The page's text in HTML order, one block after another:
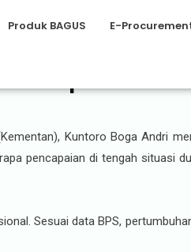
Produk BAGUS E-
Kuntoro Boga Andri
pencapaian di tengah situasi
Sesuai data BPS,